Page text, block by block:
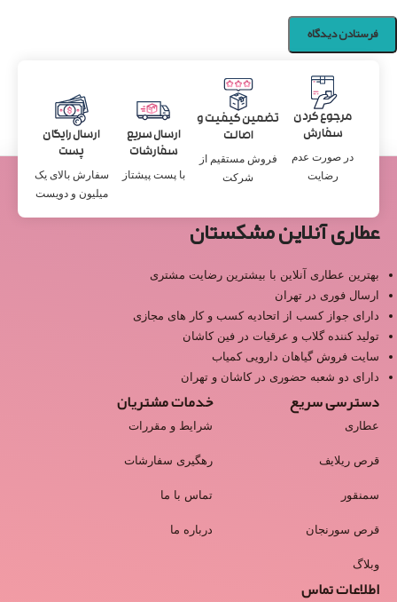
مرجوع کردن
سفارش
در صورت عدم
رضایت
تضمین کیفیت و
اصالت
فروش مستقیم از
شرکت
ارسال سریع
سفارشات
با پست پیشتاز
ارسال رایگان
پست
سفارش بالای یک
میلیون و دویست
عطاری آنلاین مشکستان
بهترین عطاری آنلاین با بیشترین رضایت مشتری
ارسال فوری در تهران
دارای جواز کسب از اتحادیه کسب و کار های مجازی
تولید کننده گلاب و عرقیات در فین کاشان
سایت فروش گیاهان دارویی کمیاب
دارای دو شعبه حضوری در کاشان و تهران
دسترسی سریع
عطاری
قرص ریلایف
سمنقور
قرص سورنجان
وبلاگ
خدمات مشتریان
شرایط و مقررات
رهگیری سفارشات
تماس با ما
درباره ما
اطلاعات تماس